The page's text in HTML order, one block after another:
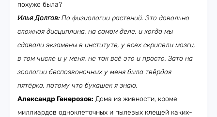
похуже была?
Илья Долгов:По физиологии растений. Это довольно
сложная дисциплина, на самом деле, и когда мы
сдавали экзамены в институте, у всех скрипели мозги,
в том числе и у меня, не так всё это и просто. Зато на
зоологии беспозвоночных у меня была твёрдая
пятёрка, потому что букашек я знаю.
Александр Генерозов: Дома из живности, кроме
миллиардов одноклеточных и пылевых клещей каких-